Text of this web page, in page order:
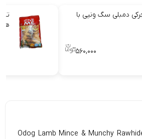
دمبلی سگ ونپی با
۵۶۰,۰۰۰
(Odog Lamb Mince & Munchy